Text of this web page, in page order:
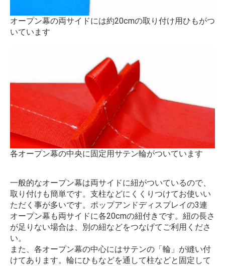
オープン幕の両サイドには約20cmの取り付け用ひもがつ
いています
各オープン幕の中央に固定用サテン輪がついています
一般的なオープン幕は両サイドに紐がついているので、
取り付けも簡単です。支柱などにくくりつけてお使いい
ただく事が多いです。ポップアンドディスプレイの3連
オープン幕も両サイドに各20cmの紐付きです。紐の長さ
が足りない場合は、別の紐などをつなげてご利用くださ
い。
また、各オープン幕の中心にはサテンの「輪」が縫い付
けてあります。輪にひもなどを通して柱などと固定して